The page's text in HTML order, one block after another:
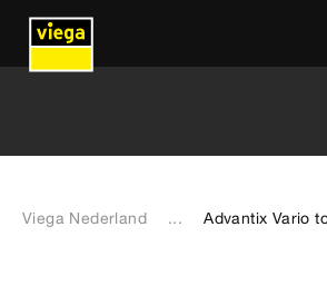
Viega Nederland ... Advantix Vario